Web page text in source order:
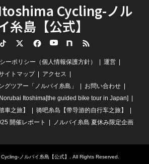
Cycling-ノル
糸島【公式】
note RSS
ーポリシー（個人情報保護方針）
運営
イトマップ
アクセス
グツアー「ノルバイ糸島」
お問い合わせ
Norubai Itoshima[the guided bike tour in Japan]
車之旅】
骑吧糸岛【带导游的自行车之旅】
開催レポート
ノルバイ糸島 夏休み限定企画
ノルバイ糸島【公式】 . All Rights Reserved.